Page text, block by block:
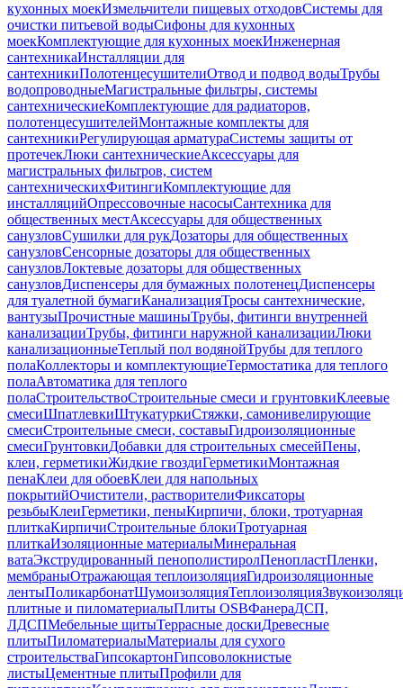
кухонных моекИзмельчители пищевых отходовСистемы для
очистки питьевой водыСифоны для кухонных
моекКомплектующие для кухонных моекИнженерная
сантехникаИнсталляции для
сантехникиПолотенцесушителиОтвод и подвод водыТрубы
водопроводныеМагистральные фильтры, системы
сантехническиеКомплектующие для радиаторов,
полотенцесушителейМонтажные комплекты для
сантехникиРегулирующая арматураСистемы защиты от
протечекЛюки сантехническиеАксессуары для
магистральных фильтров, систем
сантехническихФитингиКомплектующие для
инсталляцийОпрессовочные насосыСантехника для
общественных местАксессуары для общественных
санузловСушилки для рукДозаторы для общественных
санузловСенсорные дозаторы для общественных
санузловЛоктевые дозаторы для общественных
санузловДиспенсеры для бумажных полотенецДиспенсеры
для туалетной бумагиКанализацияТросы сантехнические,
вантузыПрочистные машиныТрубы, фитинги внутренней
канализацииТрубы, фитинги наружной канализацииЛюки
канализационныеТеплый пол водянойТрубы для теплого
полаКоллекторы и комплектующиеТермостатика для теплого
полаАвтоматика для теплого
полаСтроительствоСтроительные смеси и грунтовкиКлеевые
смесиШпатлевкиШтукатуркиСтяжки, самонивелирующие
смесиСтроительные смеси, составыГидроизоляционные
смесиГрунтовкиДобавки для строительных смесейПены,
клеи, герметикиЖидкие гвоздиГерметикиМонтажная
пенаКлеи для обоевКлеи для напольных
покрытийОчистители, растворителиФиксаторы
резьбыКлеиГерметики, пеныКирпичи, блоки, тротуарная
плиткаКирпичиСтроительные блокиТротуарная
плиткаИзоляционные материалыМинеральная
ватаЭкструдированный пенополистиролПенопластПленки,
мембраныОтражающая теплоизоляцияГидроизоляционные
лентыПоликарбонатШумоизоляцияТеплоизоляция
плитные и пиломатериалыПлиты OSBФанераДСП,
ЛДСПМебельные щитыТеррасные доскиДревесные
плитыПиломатериалыМатериалы для сухого
строительстваГипсокартонГипсоволокнистые
листыЦементные плитыПрофили для